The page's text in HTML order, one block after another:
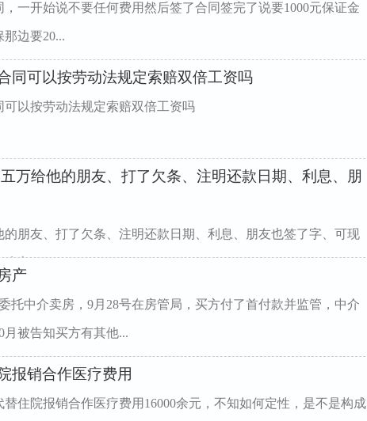
一开始说不要任何费用然后签了合同签完了说要1000元保证金
边要20...
同可以按劳动法规定索赔双倍工资吗
以按劳动法规定索赔双倍工资吗
万给他的朋友、打了欠条、注明还款日期、利息、朋
朋友、打了欠条、注明还款日期、利息、朋友也签了字、可现
么办
产
托中介卖房，9月28号在房管局，买方付了首付款并监管，中介
被告知买方有其他...
报销合作医疗费用
住院报销合作医疗费用16000余元，不知如何定性，是不是构成